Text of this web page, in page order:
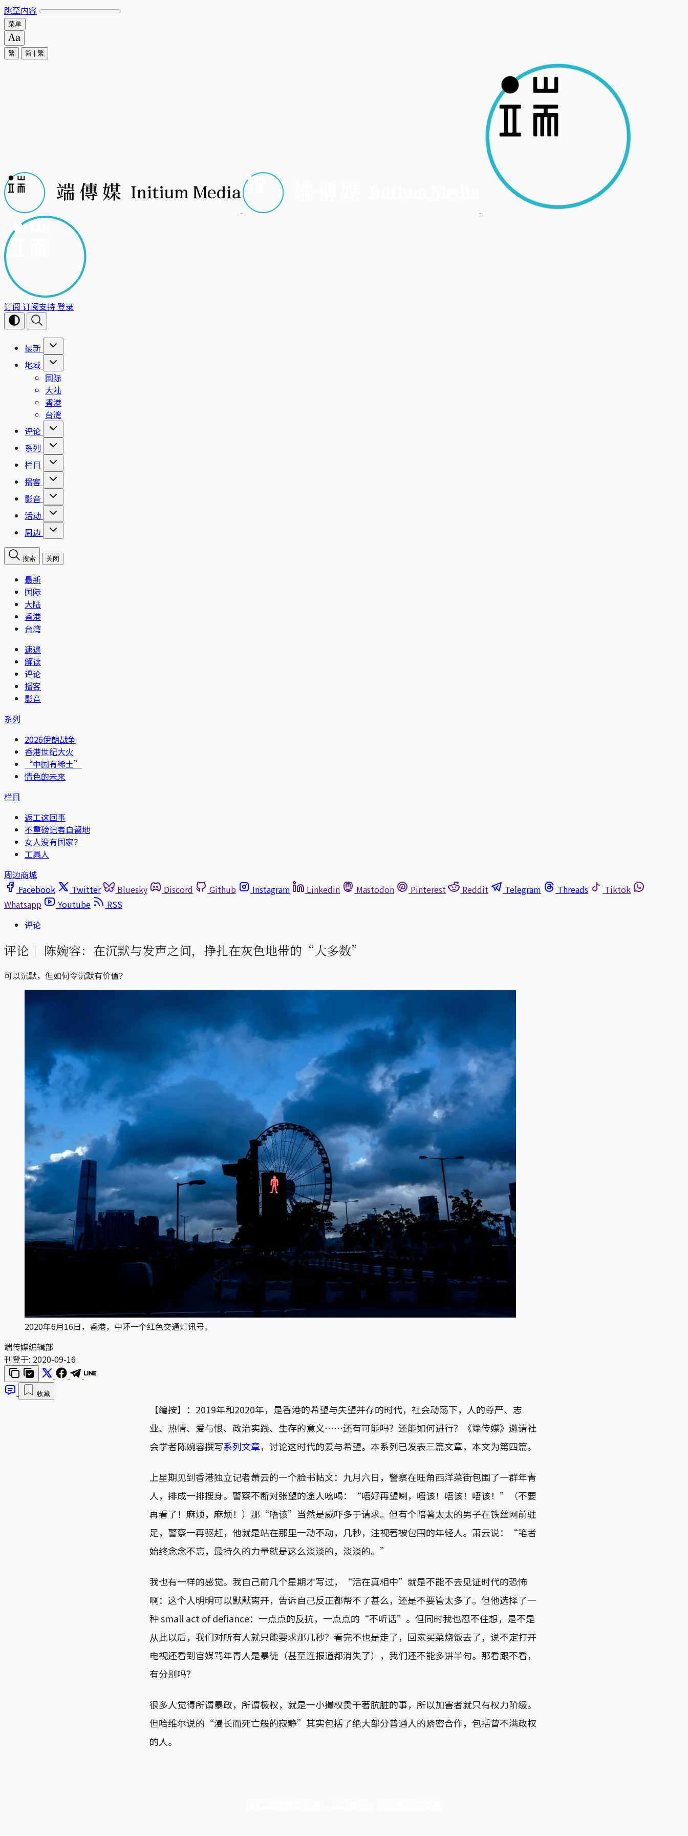
跳至内容
菜单
繁 简 繁
订阅 订阅支持登录
最新
地域
国际
大陆
香港
台湾
评论
系列
栏目
播客
影音
活动
周边
搜索 关闭
最新
国际
大陆
香港
台湾
速递
解读
评论
播客
影音
系列
2026伊朗战争
香港世纪大火
“中国有稀土”
情色的未来
栏目
返工这回事
不重磅记者自留地
女人没有国家？
工具人
周边商城
Facebook
Twitter Bluesky Discord Github Instagram Linkedin Mastodon Pinterest Reddit Telegram Threads
Tiktok
Whatsapp
Youtube
RSS
评论
评论｜ 陈婉容：在沉默与发声之间，挣扎在灰色地带的“大多数”
可以沉默，但如何令沉默有价值？
2020年6月16日，香港，中环一个红色交通灯讯号。
端传媒编辑部
刊登于: 2020-09-16
收藏
【编按】：2019年和2020年，是香港的希望与失望并存的时代，社会动荡下，人的尊严、志
业、热情、爱与恨、政治实践、生存的意义⋯⋯还有可能吗？还能如何进行？《端传媒》邀请社
会学者陈婉容撰写系列文章，讨论这时代的爱与希望。本系列已发表三篇文章，本文为第四篇。
上星期见到香港独立记者萧云的一个脸书帖文：九月六日，警察在旺角西洋菜街包围了一群年青
人，排成一排搜身。警察不断对张望的途人吆喝：“唔好再望喇，唔该！唔该！唔该！”（不要
再看了！麻烦，麻烦！）那“唔该”当然是威吓多于请求。但有个陪著太太的男子在铁丝网前驻
足，警察一再驱赶，他就是站在那里一动不动，几秒，注视著被包围的年轻人。萧云说：“笔者
始终念念不忘，最持久的力量就是这么淡淡的，淡淡的。”
我也有一样的感觉。我自己前几个星期才写过，“活在真相中”就是不能不去见证时代的恐怖
啊：这个人明明可以默默离开，告诉自己反正都帮不了甚么，还是不要管太多了。但他选择了一
种 small act of defiance：一点点的反抗，一点点的“不听话”。但同时我也忍不住想，是不是
从此以后，我们对所有人就只能要求那几秒？看完不也是走了，回家买菜烧饭去了，说不定打开
电视还看到官媒骂年青人是暴徒（甚至连报道都消失了），我们还不能多讲半句。那看跟不看，
有分别吗？
很多人觉得所谓暴政，所谓极权，就是一小撮权贵干著肮脏的事，所以加害者就只有权力阶级。
但哈维尔说的“漫长而死亡般的寂静”其实包括了绝大部分普通人的紧密合作，包括曾不满政权
的人。